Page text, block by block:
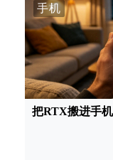
手机
把RTX搬进手